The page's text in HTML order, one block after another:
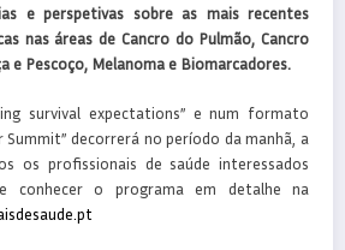
e perspetivas sobre as mais recentes
nas áreas de Cancro do Pulmão, Cancro
e Pescoço, Melanoma e Biomarcadores.
survival expectations” e num formato
Summit” decorrerá no período da manhã, a
os profissionais de saúde interessados
conhecer o programa em detalhe na